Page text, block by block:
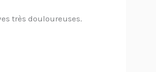
très douloureuses.